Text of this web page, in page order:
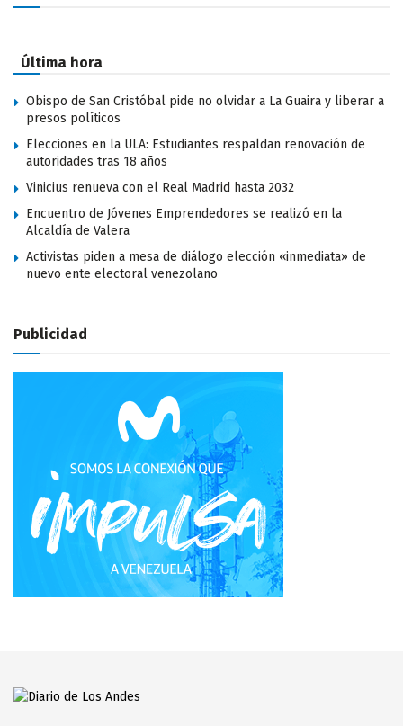
Última hora
Obispo de San Cristóbal pide no olvidar a La Guaira y liberar a
presos políticos
Elecciones en la ULA: Estudiantes respaldan renovación de
autoridades tras 18 años
Vinicius renueva con el Real Madrid hasta 2032
Encuentro de Jóvenes Emprendedores se realizó en la
Alcaldía de Valera
Activistas piden a mesa de diálogo elección «inmediata» de
nuevo ente electoral venezolano
Publicidad